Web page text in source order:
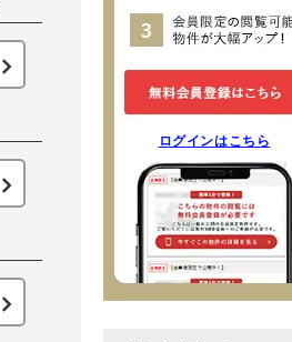
ログインはこちら